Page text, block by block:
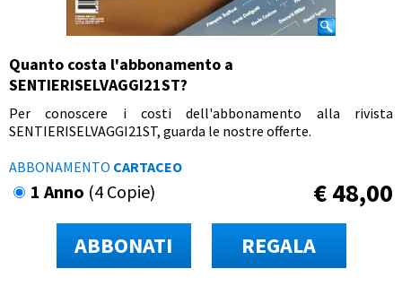
Quanto costa l'abbonamento a
SENTIERISELVAGGI21ST?
Per conoscere i costi dell'abbonamento alla rivista
SENTIERISELVAGGI21ST, guarda le nostre offerte.
ABBONAMENTO CARTACEO
1 Anno (4 Copie) €48,00
ABBONATI REGALA